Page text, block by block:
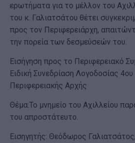
ερωτήματα για το μέλλον του
του κ. Γαλιατσάτου θέτει
προς τον Περιφερειάρχη,
την πορεία των δεσμεύσεών του.
Εισήγηση προς το Περιφερειακό
Ειδική Συνεδρίαση Λογοδοσίας
Περιφερειακής Αρχής
Θέμα:Το μνημείο του Αχιλλείου
του απροστάτευτο.
Εισηγητής: Θεόδωρος